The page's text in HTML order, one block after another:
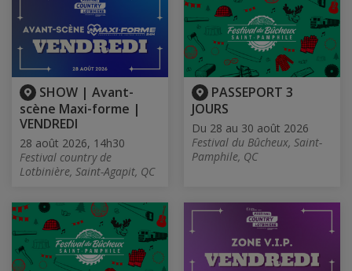
SHOW | Avant-
scène Maxi-forme |
VENDREDI
28 août 2026, 14h30
Festival country de
Lotbinière, Saint-Agapit, QC
PASSEPORT 3
JOURS
Du 28 au 30 août 2026
Festival du Bûcheux, Saint-
Pamphile, QC